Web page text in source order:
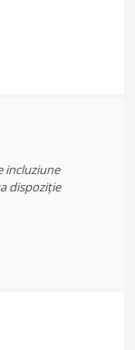
incluziune
dispoziție